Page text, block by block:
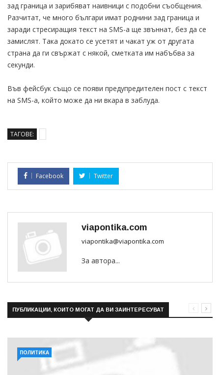
зад граница и зарибяват наивници с подобни съобщения.
Разчитат, че много българи имат роднини зад граница и
заради стресиращия текст на SMS-а ще звъннат, без да се
замислят. Така докато се усетят и чакат уж от другата
страна да ги свържат с някой, сметката им набъбва за
секунди.
Във фейсбук също се появи предупредителен пост с текст
на SMS-а, който може да ни вкара в заблуда.
ТАГОВЕ:
Facebook Twitter
viapontika.com
viapontika@viapontika.com
За автора...
ПУБЛИКАЦИИ, КОИТО МОГАТ ДА ВИ ЗАИНТЕРЕСУВАТ
ПОЛИТИКА